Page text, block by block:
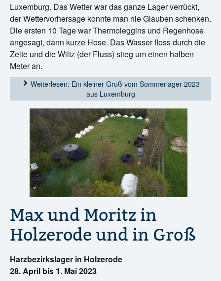
Luxemburg. Das Wetter war das ganze Lager verrückt,
der Wettervorhersage konnte man nie Glauben schenken.
Die ersten 10 Tage war Thermoleggins und Regenhose
angesagt, dann kurze Hose. Das Wasser floss durch die
Zelte und die Wiltz (der Fluss) stieg um einen halben
Meter an.
Weiterlesen: Ein kleiner Gruß vom Sommerlager 2023
aus Luxemburg
Max und Moritz in
Holzerode und in Groß
Harzbezirkslager in Holzerode
28. April bis 1. Mai 2023